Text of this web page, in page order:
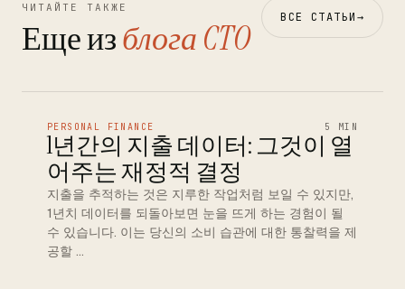
ЧИТАЙТЕ ТАКЖЕ
Еще изблога CTO ВСЕ СТАТЬИ→
PERSONAL FINANCE 5 MIN
1년간의 지출 데이터: 그것이 열
어주는 재정적 결정
지출을 추적하는 것은 지루한 작업처럼 보일 수 있지만,
1년치 데이터를 되돌아보면 눈을 뜨게 하는 경험이 될
수 있습니다. 이는 당신의 소비 습관에 대한 통찰력을 제
공할 …